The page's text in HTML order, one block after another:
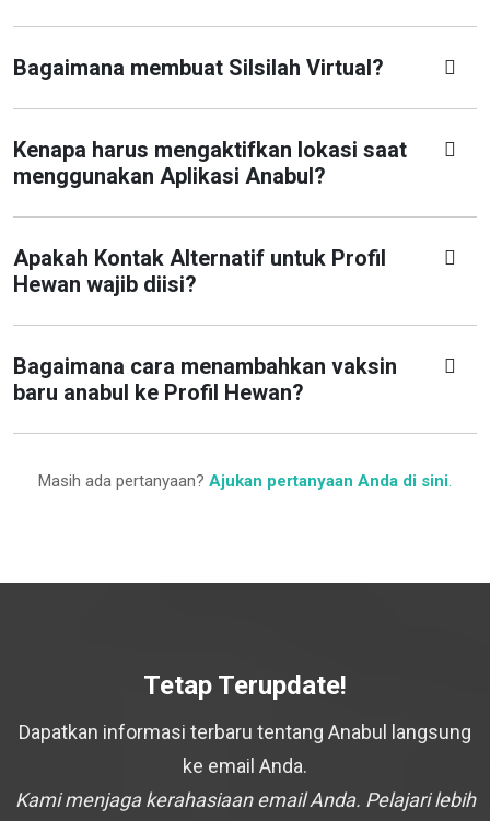
Bagaimana membuat Silsilah Virtual?
Kenapa harus mengaktifkan lokasi saat
menggunakan Aplikasi Anabul?
Apakah Kontak Alternatif untuk Profil
Hewan wajib diisi?
Bagaimana cara menambahkan vaksin
baru anabul ke Profil Hewan?
Masih ada pertanyaan? Ajukan pertanyaan Anda di sini.
Tetap Terupdate!
Dapatkan informasi terbaru tentang Anabul langsung
ke email Anda.
Kami menjaga kerahasiaan email Anda. Pelajari lebih